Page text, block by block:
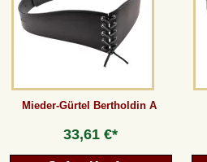
Mieder-Gürtel Bertholdin A
33,61 €*